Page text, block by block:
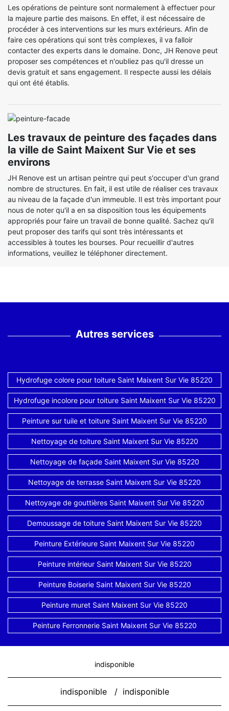
Les opérations de peinture sont normalement à effectuer pour
la majeure partie des maisons. En effet, il est nécessaire de
procéder à ces interventions sur les murs extérieurs. Afin de
faire ces opérations qui sont très complexes, il va falloir
contacter des experts dans le domaine. Donc, JH Renove peut
proposer ses compétences et n'oubliez pas qu'il dresse un
devis gratuit et sans engagement. Il respecte aussi les délais
qui ont été établis.
Les travaux de peinture des façades dans
la ville de Saint Maixent Sur Vie et ses
environs
JH Renove est un artisan peintre qui peut s'occuper d'un grand
nombre de structures. En fait, il est utile de réaliser ces travaux
au niveau de la façade d'un immeuble. Il est très important pour
nous de noter qu'il a en sa disposition tous les équipements
appropriés pour faire un travail de bonne qualité. Sachez qu'il
peut proposer des tarifs qui sont très intéressants et
accessibles à toutes les bourses. Pour recueillir d'autres
informations, veuillez le téléphoner directement.
Autres services
Hydrofuge colore pour toiture Saint Maixent Sur Vie 85220
Hydrofuge incolore pour toiture Saint Maixent Sur Vie 85220
Peinture sur tuile et toiture Saint Maixent Sur Vie 85220
Nettoyage de toiture Saint Maixent Sur Vie 85220
Nettoyage de façade Saint Maixent Sur Vie 85220
Nettoyage de terrasse Saint Maixent Sur Vie 85220
Nettoyage de gouttières Saint Maixent Sur Vie 85220
Demoussage de toiture Saint Maixent Sur Vie 85220
Peinture Extérieure Saint Maixent Sur Vie 85220
Peinture intérieur Saint Maixent Sur Vie 85220
Peinture Boiserie Saint Maixent Sur Vie 85220
Peinture muret Saint Maixent Sur Vie 85220
Peinture Ferronnerie Saint Maixent Sur Vie 85220
indisponible
indisponible / indisponible